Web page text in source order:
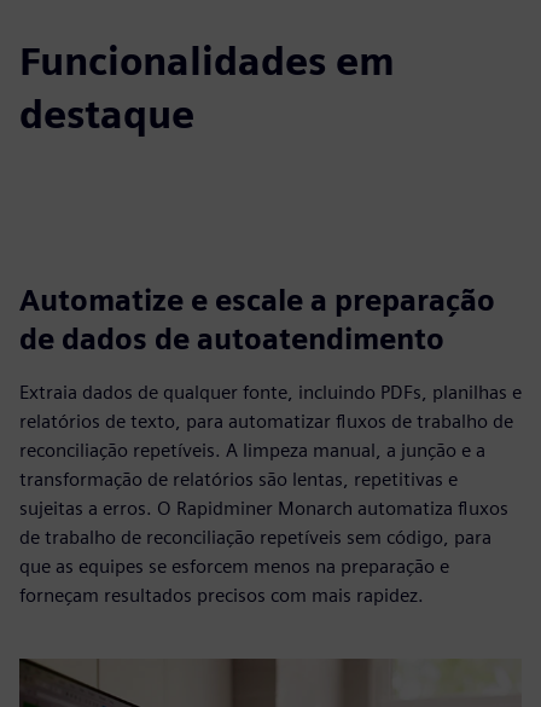
Funcionalidades em
destaque
Automatize e escale a preparação
de dados de autoatendimento
Extraia dados de qualquer fonte, incluindo PDFs, planilhas e
relatórios de texto, para automatizar fluxos de trabalho de
reconciliação repetíveis. A limpeza manual, a junção e a
transformação de relatórios são lentas, repetitivas e
sujeitas a erros. O Rapidminer Monarch automatiza fluxos
de trabalho de reconciliação repetíveis sem código, para
que as equipes se esforcem menos na preparação e
forneçam resultados precisos com mais rapidez.